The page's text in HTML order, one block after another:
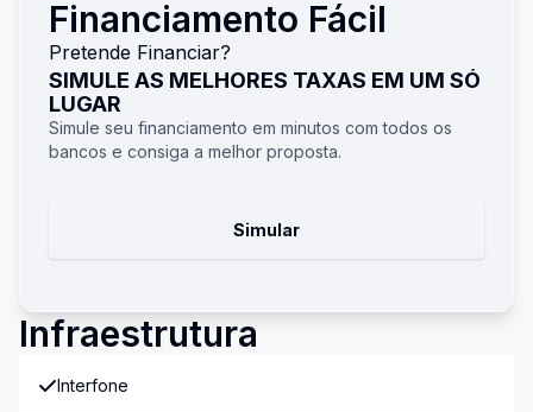
Financiamento Fácil
Pretende Financiar?
SIMULE AS MELHORES TAXAS EM UM SÓ
LUGAR
Simule seu financiamento em minutos com todos os
bancos e consiga a melhor proposta.
Simular
Infraestrutura
Interfone